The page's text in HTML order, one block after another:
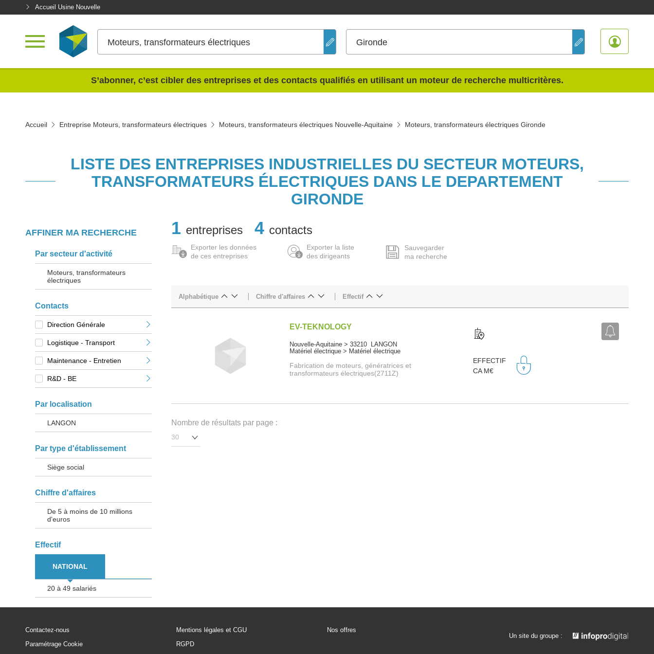
Accueil Usine Nouvelle
Moteurs, transformateurs électriques Gironde
S’abonner, c’est cibler des entreprises et des contacts qualifiés en utilisant un moteur de recherche multicritères.
Accueil Entreprise Moteurs, transformateurs électriques Moteurs, transformateurs électriques Nouvelle-Aquitaine Moteurs, transformateurs électriques Gironde
LISTE DES ENTREPRISES INDUSTRIELLES DU SECTEUR MOTEURS,
TRANSFORMATEURS ÉLECTRIQUES DANS LE DEPARTEMENT
GIRONDE
AFFINER MA RECHERCHE
Par secteur d'activité
Moteurs, transformateurs
électriques
Contacts
Direction Générale
Logistique - Transport
Maintenance - Entretien
R&D - BE
Par localisation
LANGON
Par type d'établissement
Siège social
Chiffre d'affaires
De 5 à moins de 10 millions
d'euros
Effectif
NATIONAL
20 à 49 salariés
1 entreprises 4 contacts
Exporter les données
de ces entreprises
Exporter la liste
des dirigeants
Sauvegarder
ma recherche
Alphabétique Chiffre d'affaires Effectif
EV-TEKNOLOGY
Nouvelle-Aquitaine > 33210 LANGON
Matériel électrique > Matériel électrique
Fabrication de moteurs, génératrices et
transformateurs électriques(2711Z)
EFFECTIF
CA M€
Nombre de résultats par page :
Contactez-nous
Paramétrage Cookie
Mentions légales et CGU
RGPD
Nos offres
Un site du groupe :